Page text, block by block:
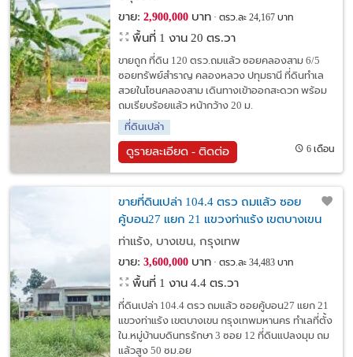
ขาย: 2,900,000บาท ตรว.ละ 24,167 บาท
พื้นที่ 1 งาน 20 ตร.วา
ขายถูก ที่ดิน 120 ตรว.ถมแล้ว ซอยคลองสาม 6/5
ซอยทรัพย์สำราญ คลองหลวง ปทุมธานี ที่ดินทำเล
สวยในโซนคลองสาม เดินทางเข้าออกสะดวก พร้อม
ถมเรียบร้อยแล้ว หน้ากว้าง 20 ม.
ที่ดินเปล่า
ดูรายละเอียด - ติดต่อ 6 เดือน
ขายที่ดินเปล่า 104.4 ตรว ถมแล้ว ซอย
คู้บอน27 แยก 21 แขวงท่าแร้ง เขตบางเขน
กรุงเทพมหานคร
ท่าแร้ง, บางเขน, กรุงเทพ
ขาย: 3,600,000บาท ตรว.ละ 34,483 บาท
พื้นที่ 1 งาน 4.4 ตร.วา
ที่ดินเปล่า 104.4 ตรว ถมแล้ว ซอยคู้บอน27 แยก 21
แขวงท่าแร้ง เขตบางเขน กรุงเทพมหานคร ทำเลที่ตั้ง
ใน.หมู่บ้านบดินทรรักษา 3 ซอย 12 ที่ดินแปลงมุม ถม
แล้วสูง 50 ซม.อย